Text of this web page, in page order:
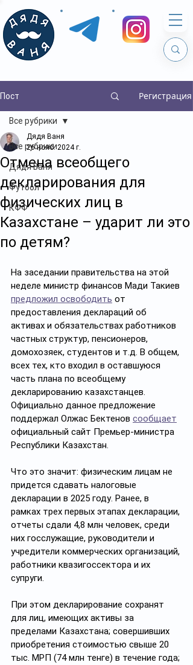
Пост Регистрация
Все рубрики
Дядя Ваня
Футбол
КФФ
Все рубрики
Отмена всеобщего
декларирования для
физических лиц в
Казахстане – ударит ли это
по детям?
Дядя Ваня
26 нояб. 2024 г.
На заседании правительства на этой
неделе министр финансов Мади Такиев
предложил освободить от
предоставления деклараций об
активах и обязательствах работников
частных структур, пенсионеров,
домохозяек, студентов и т.д. В общем,
всех тех, кто входил в оставшуюся
часть плана по всеобщему
декларированию казахстанцев.
Официально данное предложение
поддержал Олжас Бектенов сообщает
официальный сайт Премьер-министра
Республики Казахстан.
Что это значит: физическим лицам не
придется сдавать налоговые
декларации в 2025 году. Ранее, в
рамках трех первых этапах декларации,
отчеты сдали 4,8 млн человек, среди
них госслужащие, руководители и
учредители коммерческих организаций,
работники квазигоссектора и их
супруги.
При этом декларирование сохранят
для лиц, имеющих активы за
пределами Казахстана; совершивших
приобретения стоимостью свыше 20
тыс. МРП (74 млн тенге) в течение года;